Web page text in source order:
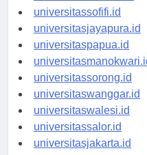
universitasmaluku.id
universitassofifi.id
universitasjayapura.id
universitaspapua.id
universitasmanokwari.id
universitassorong.id
universitaswanggar.id
universitaswalesi.id
universitassalor.id